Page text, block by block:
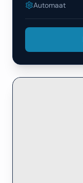
Automaat